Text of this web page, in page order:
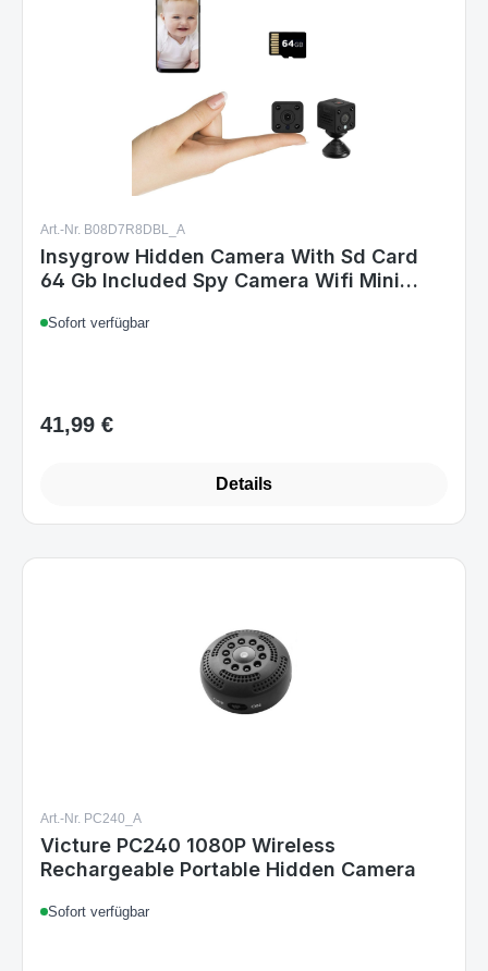
Art.-Nr. B08D7R8DBL_A
Insygrow Hidden Camera With Sd Card
64 Gb Included Spy Camera Wifi Mini
Professional Surveillance Camera
Sofort verfügbar
Regulärer Preis:
41,99 €
Details
Art.-Nr. PC240_A
Victure PC240 1080P Wireless
Rechargeable Portable Hidden Camera
Sofort verfügbar